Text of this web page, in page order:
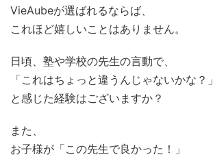
VieAubeが選ばれるならば、
これほど嬉しいことはありません。
日頃、塾や学校の先生の言動で、
「これはちょっと違うんじゃないかな？」
と感じた経験はございますか？
また、
お子様が「この先生で良かった！」